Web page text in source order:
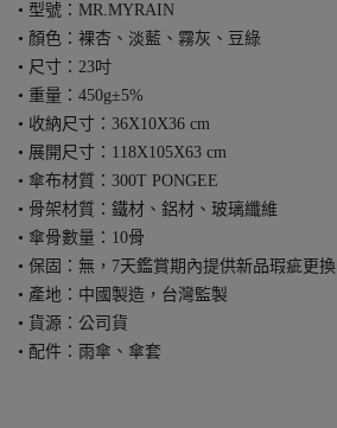
• 型號：MR.MYRAIN
• 顏色：裸杏、淡藍、霧灰、豆綠
• 尺寸：23吋
• 重量：450g±5%
• 收納尺寸：36X10X36 cm
• 展開尺寸：118X105X63 cm
• 傘布材質：300T PONGEE
• 骨架材質：鐵材、鋁材、玻璃纖維
• 傘骨數量：10骨
• 保固：無，7天鑑賞期內提供新品瑕疵更換
• 產地：中國製造，台灣監製
• 貨源：公司貨
• 配件：雨傘、傘套